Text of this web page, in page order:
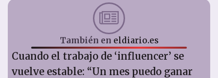
También en eldiario.es
Cuando el trabajo de ‘influencer’ se
vuelve estable: “Un mes puedo ganar